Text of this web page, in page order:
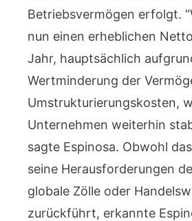
Betriebsvermögen erfolgt.
nun einen erheblichen
Jahr, hauptsächlich
Wertminderung der
Umstrukturierungskosten,
Unternehmen weiterhin
sagte Espinosa. Obwohl
seine Herausforderungen
globale Zölle oder
zurückführt, erkannte